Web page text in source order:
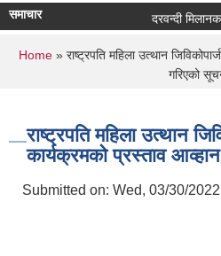
समाचार दरवन्दी
You are here
Home» राष्ट्रपति महिला उत्थान
गरिएको
राष्ट्रपति महिला उत्थान
कार्यक्रमको प्रस्ताव
Submitted on: Wed, 03/30/